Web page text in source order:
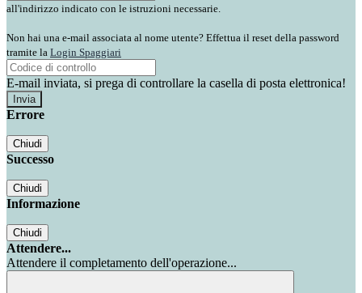
all'indirizzo indicato con le istruzioni necessarie.
Non hai una e-mail associata al nome utente? Effettua il reset della password
tramite la Login Spaggiari
E-mail inviata, si prega di controllare la casella di posta elettronica!
Errore
Chiudi
Successo
Chiudi
Informazione
Chiudi
Attendere...
Attendere il completamento dell'operazione...